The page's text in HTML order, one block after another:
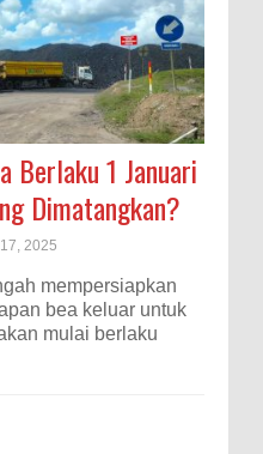
Berlaku 1 Januari
Dimatangkan?
2025
mempersiapkan
bea keluar untuk
mulai berlaku